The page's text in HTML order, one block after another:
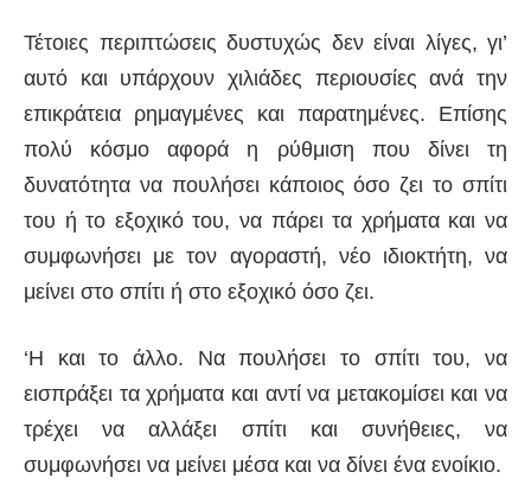
Τέτοιες περιπτώσεις δυστυχώς δεν είναι λίγες, γι’
αυτό και υπάρχουν χιλιάδες περιουσίες ανά την
επικράτεια ρημαγμένες και παρατημένες. Επίσης
πολύ κόσμο αφορά η ρύθμιση που δίνει τη
δυνατότητα να πουλήσει κάποιος όσο ζει το σπίτι
του ή το εξοχικό του, να πάρει τα χρήματα και να
συμφωνήσει με τον αγοραστή, νέο ιδιοκτήτη, να
μείνει στο σπίτι ή στο εξοχικό όσο ζει.
‘Η και το άλλο. Να πουλήσει το σπίτι του, να
εισπράξει τα χρήματα και αντί να μετακομίσει και να
τρέχει να αλλάξει σπίτι και συνήθειες, να
συμφωνήσει να μείνει μέσα και να δίνει ένα ενοίκιο.